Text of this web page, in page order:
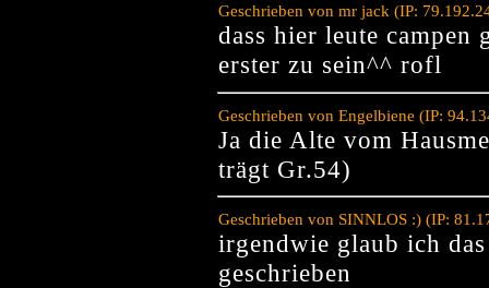
Geschrieben von mr jack (IP:
dass hier leute campen
erster zu sein^^ rofl
Geschrieben von Engelbiene (IP:
Ja die Alte vom
trägt Gr.54)
Geschrieben von SINNLOS :) (IP:
irgendwie glaub ich
geschrieben